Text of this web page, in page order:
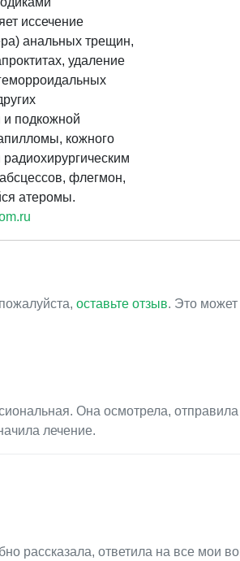
иссечение
анальных трещин,
удаление
и подкожной
кожного
флегмон,
атеромы.
оставьте отзыв. Это
Она осмотрела,
лечение.
рассказала, ответила на все мои